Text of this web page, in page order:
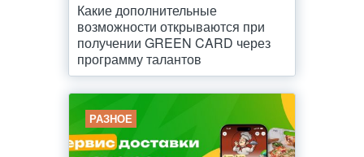
Какие дополнительные
возможности открываются при
получении GREEN CARD через
программу талантов
РАЗНОЕ